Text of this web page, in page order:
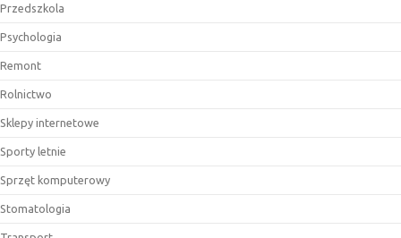
Przedszkola
Psychologia
Remont
Rolnictwo
Sklepy internetowe
Sporty letnie
Sprzęt komputerowy
Stomatologia